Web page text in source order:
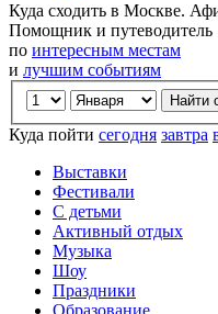
Куда сходить в Москве.
Помощник и путеводитель
по интересным местам
и лучшим событиям
Куда пойти сегодня завтра
Выставки
Фестивали
С детьми
Активный отдых
Музыка
Шоу
Праздники
Образование